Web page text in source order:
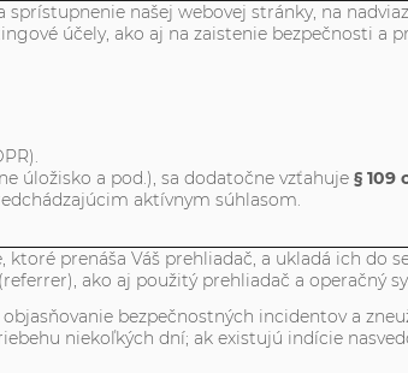
našej webovej stránky, na
účely, ako aj na zaistenie bezpečnosti a
úložisko a pod.), sa dodatočne vzťahuje § 109
aktívnym súhlasom.
prenáša Váš prehliadač, a ukladá ich do
ako aj použitý prehliadač a operačný
bezpečnostných incidentov a
niekoľkých dní; ak existujú indície